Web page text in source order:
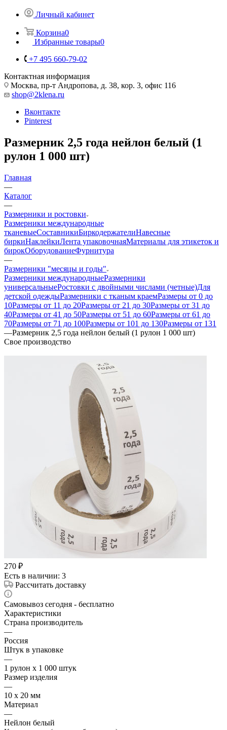
Личный кабинет
Корзина0
Избранные товары0
+7 495 660-79-02
Контактная информация
Москва, пр-т Андропова, д. 38, кор. 3, офис 116
shop@2klena.ru
Вконтакте
Pinterest
Размерник 2,5 года нейлон белый (1
рулон 1 000 шт)
Главная
—
Каталог
—
Размерники и ростовки
Размерники международные
тканевыеСоставникиБиркодержателиНавесные
биркиНаклейкиЛента упаковочнаяМатериалы для этикеток и
бирокОборудованиеФурнитура
—
Размерники "месяцы и годы"
Размерники международныеРазмерники
универсальныеРостовки с двойными числами (четные)Для
детской одеждыРазмерники с тканым краемРазмеры от 0 до
10Размеры от 11 до 20Размеры от 21 до 30Размеры от 31 до
40Размеры от 41 до 50Размеры от 51 до 60Размеры от 61 до
70Размеры от 71 до 100Размеры от 101 до 130Размеры от 131
—Размерник 2,5 года нейлон белый (1 рулон 1 000 шт)
Свое производство
270 ₽
Есть в наличии: 3
Рассчитать доставку
Самовывоз сегодня - бесплатно
Характеристики
Страна производитель
—
Россия
Штук в упаковке
—
1 рулон х 1 000 штук
Размер изделия
—
10 х 20 мм
Материал
—
Нейлон белый